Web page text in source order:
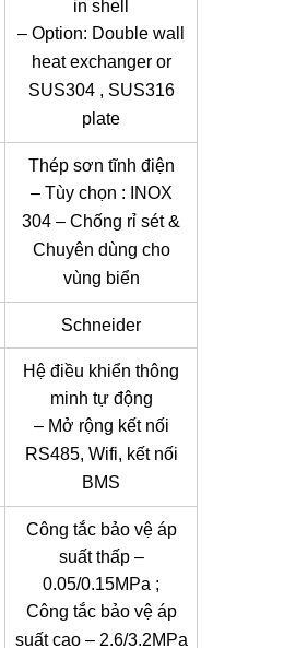
in shell
– Option: Double wall
heat exchanger or
SUS304 , SUS316
plate
Thép sơn tĩnh điện
– Tùy chọn : INOX
304 – Chống rỉ sét &
Chuyên dùng cho
vùng biển
Schneider
Hệ điều khiển thông
minh tự động
– Mở rộng kết nối
RS485, Wifi, kết nối
BMS
Công tắc bảo vệ áp
suất thấp –
0.05/0.15MPa ;
Công tắc bảo vệ áp
suất cao – 2.6/3.2MPa